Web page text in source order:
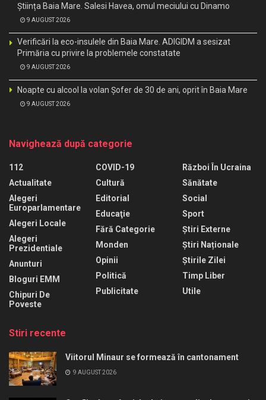
Știința Baia Mare. Salesi Havea, omul meciului cu Dinamo
9 AUGUST 2026
Verificări la eco-insulele din Baia Mare. ADIGIDM a sesizat
Primăria cu privire la problemele constatate
9 AUGUST 2026
Noapte cu alcool la volan Șofer de 30 de ani, oprit în Baia Mare
9 AUGUST 2026
Navighează după categorie
112
Actualitate
Alegeri
Europarlamentare
Alegeri Locale
Alegeri
Prezidentiale
Anunturi
Bloguri EMM
Chipuri De
Poveste
COVID-19
Cultură
Editorial
Educaţie
Fără Categorie
Monden
Opinii
Politică
Publicitate
Război În Ucraina
Sănătate
Social
Sport
Știri Externe
Știri Naționale
Știrile Zilei
Timp Liber
Utile
Stiri recente
Viitorul Minaur se formează în cantonament
9 AUGUST 2026